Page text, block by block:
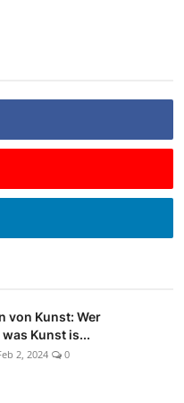
von Kunst: Wer
Kunst is...
2, 2024 0